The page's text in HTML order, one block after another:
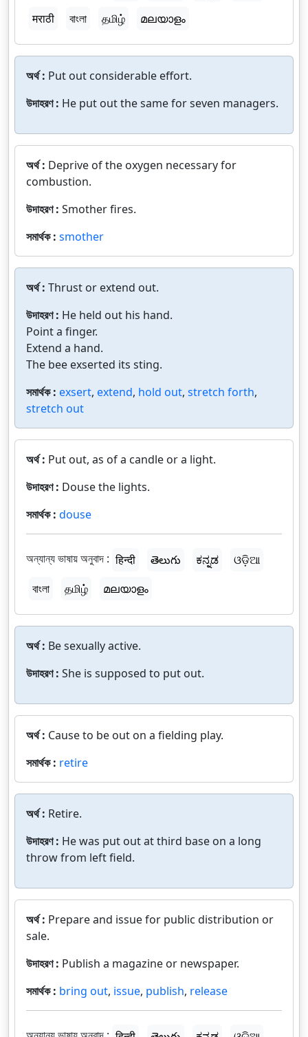
मराठी
বাংলা தமிழ் മലയാളം
অর্থ : Put out considerable effort.
উদাহরণ : He put out the same for seven managers.
অর্থ : Deprive of the oxygen necessary for
combustion.
উদাহরণ : Smother fires.
সমার্থক : smother
অর্থ : Thrust or extend out.
উদাহরণ : He held out his hand.
Point a finger.
Extend a hand.
The bee exserted its sting.
সমার্থক : exsert, extend, hold out, stretch forth,
stretch out
অর্থ : Put out, as of a candle or a light.
উদাহরণ : Douse the lights.
সমার্থক : douse
অন্যান্য ভাষায় অনুবাদ : हिन्दी తెలుగు ಕನ್ನಡ
ଓଡ଼ିଆ
বাংলা
தமிழ் മലയാളം
অর্থ : Be sexually active.
উদাহরণ : She is supposed to put out.
অর্থ : Cause to be out on a fielding play.
সমার্থক : retire
অর্থ : Retire.
উদাহরণ : He was put out at third base on a long
throw from left field.
অর্থ : Prepare and issue for public distribution or
sale.
উদাহরণ : Publish a magazine or newspaper.
সমার্থক : bring out, issue, publish, release